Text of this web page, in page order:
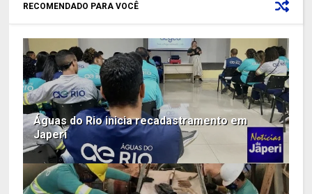
RECOMENDADO PARA VOCÊ
Águas do Rio inicia recadastramento em
Japeri